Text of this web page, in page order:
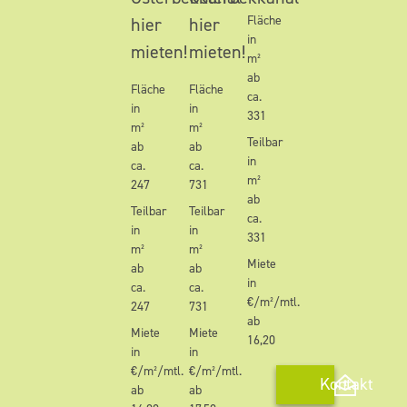
hier
mieten!
Fläche
in
m²
ab
ca.
247
Teilbar
in
m²
ab
ca.
247
Miete
in
€/m²/mtl.
ab
hier
mieten!
Fläche
in
m²
ab
ca.
731
Teilbar
in
m²
ab
ca.
731
Miete
in
€/m²/mtl.
ab
Fläche
in
m²
ab
ca.
331
Teilbar
in
m²
ab
ca.
331
Miete
in
€/m²/mtl.
ab
16,20
Kontakt